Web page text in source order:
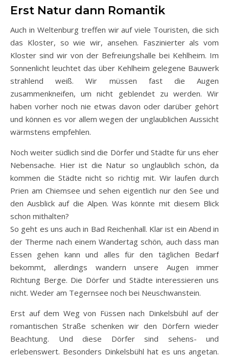
Erst Natur dann Romantik
Auch in Weltenburg treffen wir auf viele Touristen, die sich
das Kloster, so wie wir, ansehen. Faszinierter als vom
Kloster sind wir von der Befreiungshalle bei Kehlheim. Im
Sonnenlicht leuchtet das über Kehlheim gelegene Bauwerk
strahlend weiß. Wir müssen fast die Augen
zusammenkneifen, um nicht geblendet zu werden. Wir
haben vorher noch nie etwas davon oder darüber gehört
und können es vor allem wegen der unglaublichen Aussicht
wärmstens empfehlen.
Noch weiter südlich sind die Dörfer und Städte für uns eher
Nebensache. Hier ist die Natur so unglaublich schön, da
kommen die Städte nicht so richtig mit. Wir laufen durch
Prien am Chiemsee und sehen eigentlich nur den See und
den Ausblick auf die Alpen. Was könnte mit diesem Blick
schon mithalten?
So geht es uns auch in Bad Reichenhall. Klar ist ein Abend in
der Therme nach einem Wandertag schön, auch dass man
Essen gehen kann und alles für den täglichen Bedarf
bekommt, allerdings wandern unsere Augen immer
Richtung Berge. Die Dörfer und Städte interessieren uns
nicht. Weder am Tegernsee noch bei Neuschwanstein.
Erst auf dem Weg von Füssen nach Dinkelsbühl auf der
romantischen Straße schenken wir den Dörfern wieder
Beachtung. Und diese Dörfer sind sehens- und
erlebenswert. Besonders Dinkelsbühl hat es uns angetan.